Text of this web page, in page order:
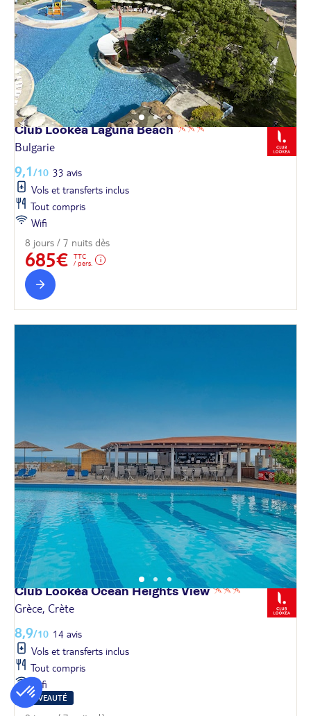
Club Lookéa LagunaBeach
Bulgarie
9,1/10 33 avis
Vols et transferts inclus
Tout compris
Wifi
8 jours / 7 nuits dès
685€
TTC
/ pers.
Club Lookéa Ocean HeightsView
Grèce, Crète
8,9/10 14 avis
Vols et transferts inclus
Tout compris
Wifi
NOUVEAUTÉ